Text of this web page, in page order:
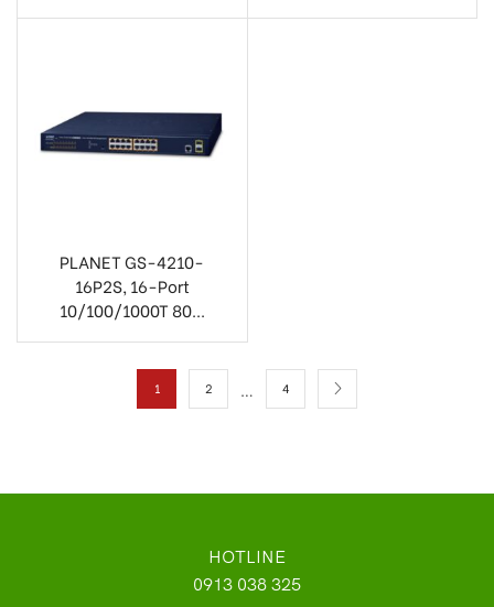
PLANET GS-4210-
16P2S, 16-Port
10/100/1000T 80...
1 2 … 4
HOTLINE
0913 038 325